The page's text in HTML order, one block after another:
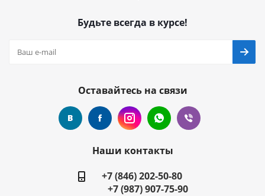
Будьте всегда в курсе!
Оставайтесь на связи
Наши контакты
+7 (846) 202-50-80
+7 (987) 907-75-90